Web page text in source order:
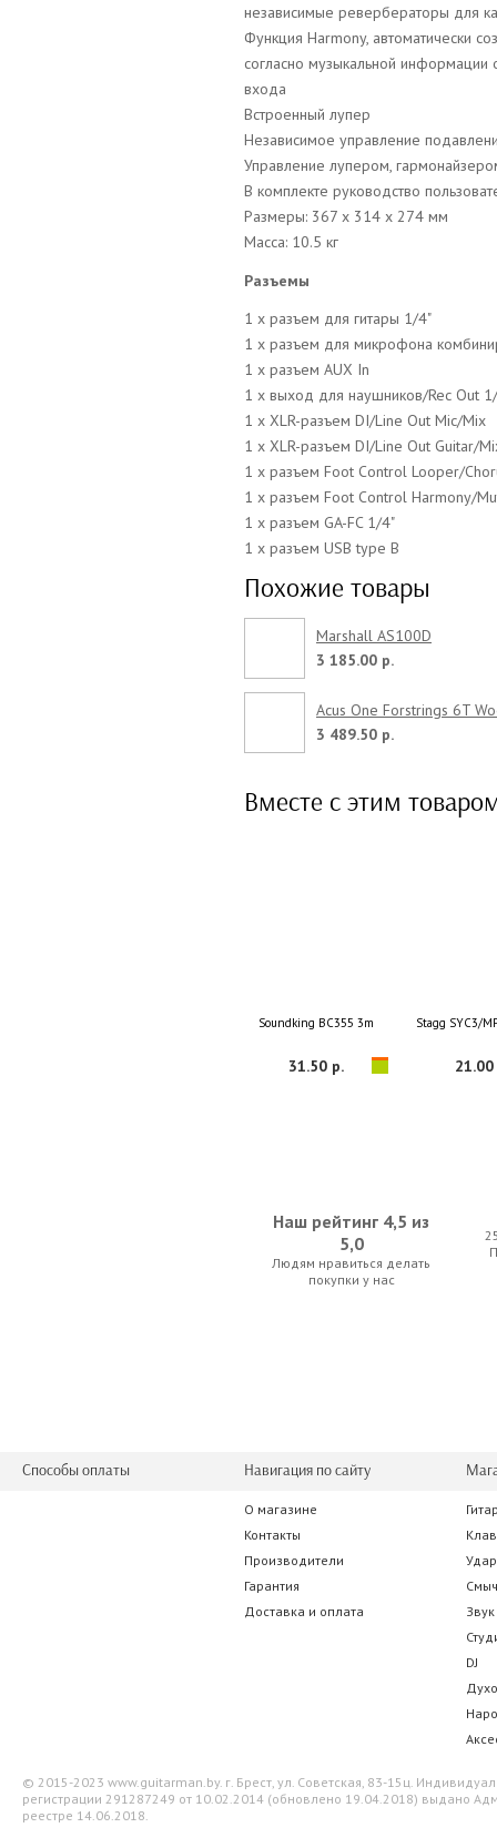
независимые ревербераторы для
Функция Harmony, автоматически
согласно музыкальной информации
входа
Встроенный лупер
Независимое управление
Управление лупером,
В комплекте руководство
Размеры: 367 х 314 х 274 мм
Масса: 10.5 кг
Разъемы
1 х разъем для гитары 1/4"
1 х разъем для микрофона
1 х разъем AUX In
1 x выход для наушников/Rec Out
1 х XLR-разъем DI/Line Out Mic/Mix
1 х XLR-разъем DI/Line Out Guitar/
1 х разъем Foot Control Looper/
1 х разъем Foot Control Harmony/
1 x разъем GA-FC 1/4"
1 x разъем USB type B
Похожие товары
Marshall AS100D
3 185.00 р.
Acus One Forstrings 6T
3 489.50 р.
Вместе с этим
Soundking BC355 3m
31.50 р.
Stagg SYC3/
21.00
Ki-Sound USS15
33.25 р.
Ki-Sound
Наш рейтинг 4,5 из
5,0
Людям нравиться делать
покупки у нас
Способы оплаты Навигация по сайту
О магазине
Контакты
Производители
Гарантия
Доставка и оплата
Звук
DJ
© 2015-2023 www.guitarman.by. г. Брест, ул. Советская, 83-15ц.
регистрации 291287249 от 10.02.2014 (обновлено 19.04.2018) выдано
реестре 14.06.2018.